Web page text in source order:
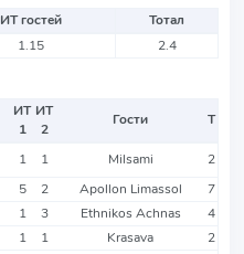
ИТ гостей
Тотал
1.15 2.4
ИТ
1
ИТ
2
Гости Т
1 1 Milsami 2
5 2 Apollon Limassol 7
1 3 Ethnikos Achnas 4
1 1 Krasava
2